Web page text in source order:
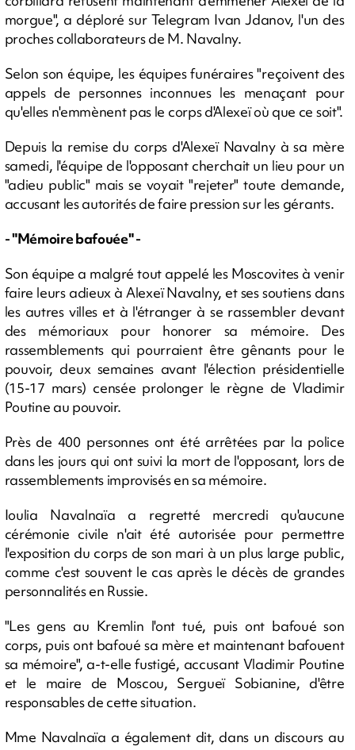
morgue", a déploré sur Telegram Ivan Jdanov, l'un des
proches collaborateurs de M. Navalny.
Selon son équipe, les équipes funéraires "reçoivent des
appels de personnes inconnues les menaçant pour
qu'elles n'emmènent pas le corps d'Alexeï où que ce soit".
Depuis la remise du corps d'Alexeï Navalny à sa mère
samedi, l'équipe de l'opposant cherchait un lieu pour un
"adieu public" mais se voyait "rejeter" toute demande,
accusant les autorités de faire pression sur les gérants.
- "Mémoire bafouée" -
Son équipe a malgré tout appelé les Moscovites à venir
faire leurs adieux à Alexeï Navalny, et ses soutiens dans
les autres villes et à l'étranger à se rassembler devant
des mémoriaux pour honorer sa mémoire. Des
rassemblements qui pourraient être gênants pour le
pouvoir, deux semaines avant l'élection présidentielle
(15-17 mars) censée prolonger le règne de Vladimir
Poutine au pouvoir.
Près de 400 personnes ont été arrêtées par la police
dans les jours qui ont suivi la mort de l'opposant, lors de
rassemblements improvisés en sa mémoire.
Ioulia Navalnaïa a regretté mercredi qu'aucune
cérémonie civile n'ait été autorisée pour permettre
l'exposition du corps de son mari à un plus large public,
comme c'est souvent le cas après le décès de grandes
personnalités en Russie.
"Les gens au Kremlin l'ont tué, puis ont bafoué son
corps, puis ont bafoué sa mère et maintenant bafouent
sa mémoire", a-t-elle fustigé, accusant Vladimir Poutine
et le maire de Moscou, Sergueï Sobianine, d'être
responsables de cette situation.
Mme Navalnaïa a également dit, dans un discours au